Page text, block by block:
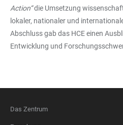
Action“die Umsetzung
lokaler, nationaler und
Abschluss gab das HCE einen
Entwicklung und
FOOTER
Das Zentrum